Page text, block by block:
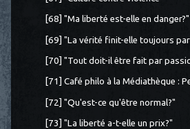
[68] "Ma liberté est-elle en danger?"
[69] "La vérité finit-elle toujours
[70] "Tout doit-il être fait par
[71] Café philo à la Médiathèque :
[72] "Qu'est-ce qu'être normal?"
[73] "La liberté a-t-elle un prix?"